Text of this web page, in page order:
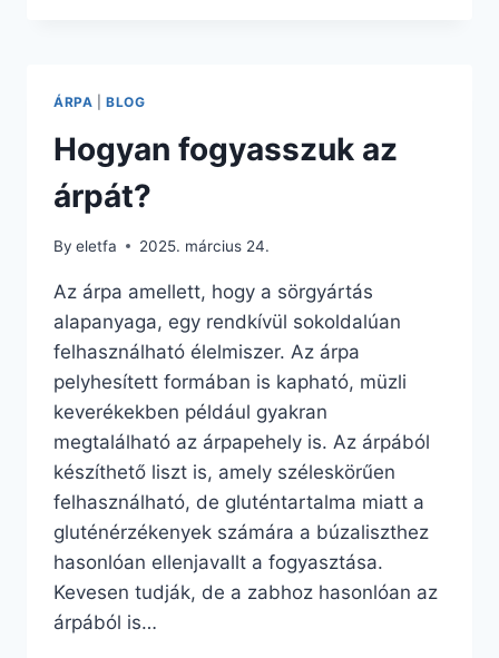
ÁRPA |BLOG
Hogyan fogyasszuk az
árpát?
By eletfa 2025. március 24.
Az árpa amellett, hogy a sörgyártás
alapanyaga, egy rendkívül sokoldalúan
felhasználható élelmiszer. Az árpa
pelyhesített formában is kapható, müzli
keverékekben például gyakran
megtalálható az árpapehely is. Az árpából
készíthető liszt is, amely széleskörűen
felhasználható, de gluténtartalma miatt a
gluténérzékenyek számára a búzaliszthez
hasonlóan ellenjavallt a fogyasztása.
Kevesen tudják, de a zabhoz hasonlóan az
árpából is…